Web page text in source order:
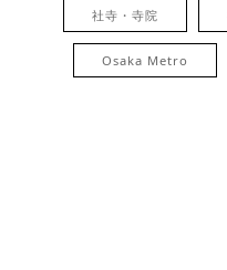
社寺・寺院
Osaka Metro